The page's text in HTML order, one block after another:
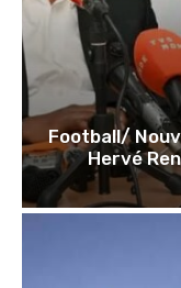
Football/
Hervé